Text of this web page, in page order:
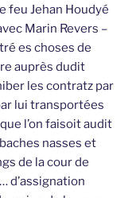
feu Jehan Houdyé
Marin Revers –
es choses de
auprès dudit
les contratz par
lui transportées
l’on faisoit audit
nasses et
de la cour de
d’assignation